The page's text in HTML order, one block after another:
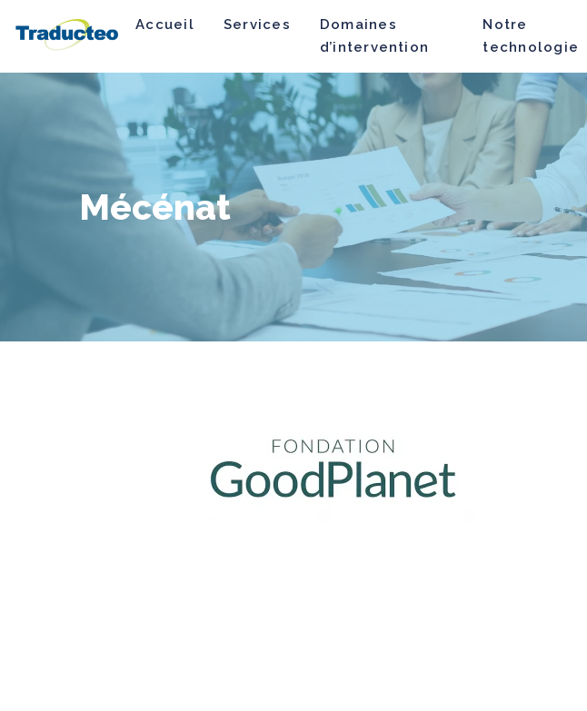
Accueil Services
Domaines
d’intervention
Notre
technologie
Mécénat